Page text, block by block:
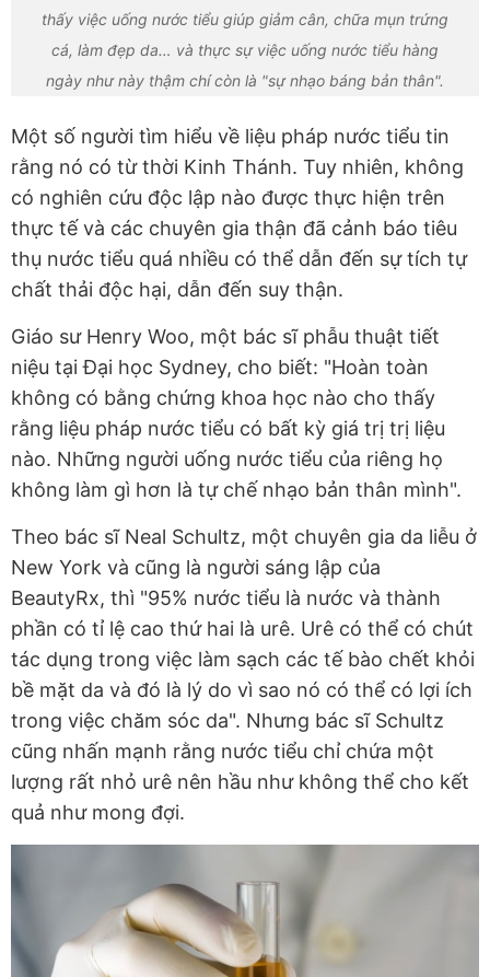
thấy việc uống nước tiểu giúp giảm cân, chữa mụn trứng
cá, làm đẹp da… và thực sự việc uống nước tiểu hàng
ngày như này thậm chí còn là "sự nhạo báng bản thân".
Một số người tìm hiểu về liệu pháp nước tiểu tin
rằng nó có từ thời Kinh Thánh. Tuy nhiên, không
có nghiên cứu độc lập nào được thực hiện trên
thực tế và các chuyên gia thận đã cảnh báo tiêu
thụ nước tiểu quá nhiều có thể dẫn đến sự tích tự
chất thải độc hại, dẫn đến suy thận.
Giáo sư Henry Woo, một bác sĩ phẫu thuật tiết
niệu tại Đại học Sydney, cho biết: "Hoàn toàn
không có bằng chứng khoa học nào cho thấy
rằng liệu pháp nước tiểu có bất kỳ giá trị trị liệu
nào. Những người uống nước tiểu của riêng họ
không làm gì hơn là tự chế nhạo bản thân mình".
Theo bác sĩ Neal Schultz, một chuyên gia da liễu ở
New York và cũng là người sáng lập của
BeautyRx, thì "95% nước tiểu là nước và thành
phần có tỉ lệ cao thứ hai là urê. Urê có thể có chút
tác dụng trong việc làm sạch các tế bào chết khỏi
bề mặt da và đó là lý do vì sao nó có thể có lợi ích
trong việc chăm sóc da". Nhưng bác sĩ Schultz
cũng nhấn mạnh rằng nước tiểu chỉ chứa một
lượng rất nhỏ urê nên hầu như không thể cho kết
quả như mong đợi.